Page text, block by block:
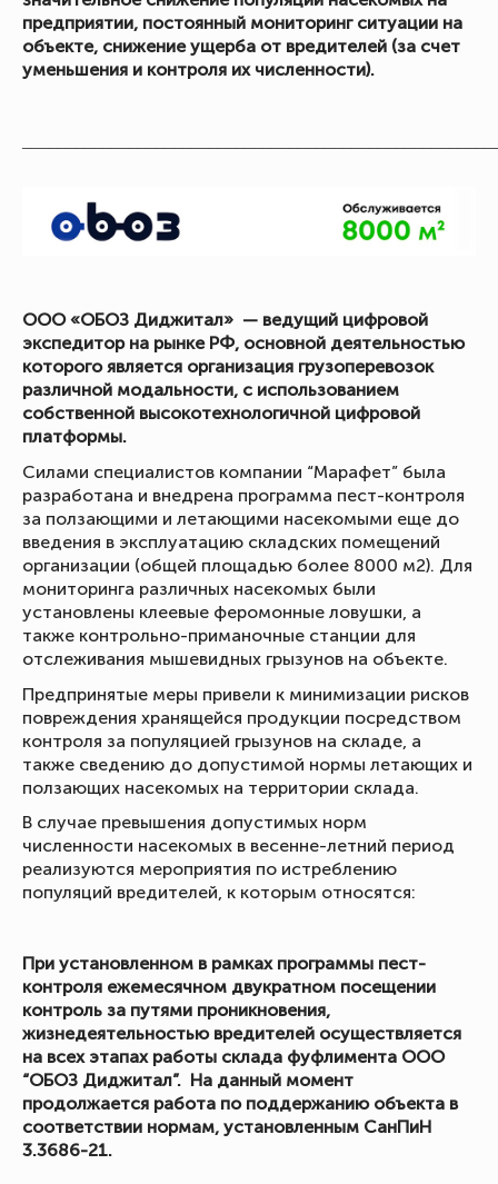
предприятии, постоянный мониторинг ситуации на
объекте, снижение ущерба от вредителей (за счет
уменьшения и контроля их численности).
ООО «ОБОЗ Диджитал» — ведущий цифровой
экспедитор на рынке РФ, основной деятельностью
которого является организация грузоперевозок
различной модальности, с использованием
собственной высокотехнологичной цифровой
платформы.
Силами специалистов компании “Марафет” была
разработана и внедрена программа пест-контроля
за ползающими и летающими насекомыми еще до
введения в эксплуатацию складских помещений
организации (общей площадью более 8000 м2). Для
мониторинга различных насекомых были
установлены клеевые феромонные ловушки, а
также контрольно-приманочные станции для
отслеживания мышевидных грызунов на объекте.
Предпринятые меры привели к минимизации рисков
повреждения хранящейся продукции посредством
контроля за популяцией грызунов на складе, а
также сведению до допустимой нормы летающих и
ползающих насекомых на территории склада.
В случае превышения допустимых норм
численности насекомых в весенне-летний период
реализуются мероприятия по истреблению
популяций вредителей, к которым относятся:
При установленном в рамках программы пест-
контроля ежемесячном двукратном посещении
контроль за путями проникновения,
жизнедеятельностью вредителей осуществляется
на всех этапах работы склада фуфлимента ООО
“ОБОЗ Диджитал”. На данный момент
продолжается работа по поддержанию объекта в
соответствии нормам, установленным СанПиН
3.3686-21.